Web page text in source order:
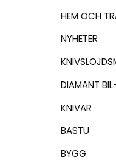
HEM OCH
NYHETER
DIAMANT
KNIVAR
BASTU
BYGG